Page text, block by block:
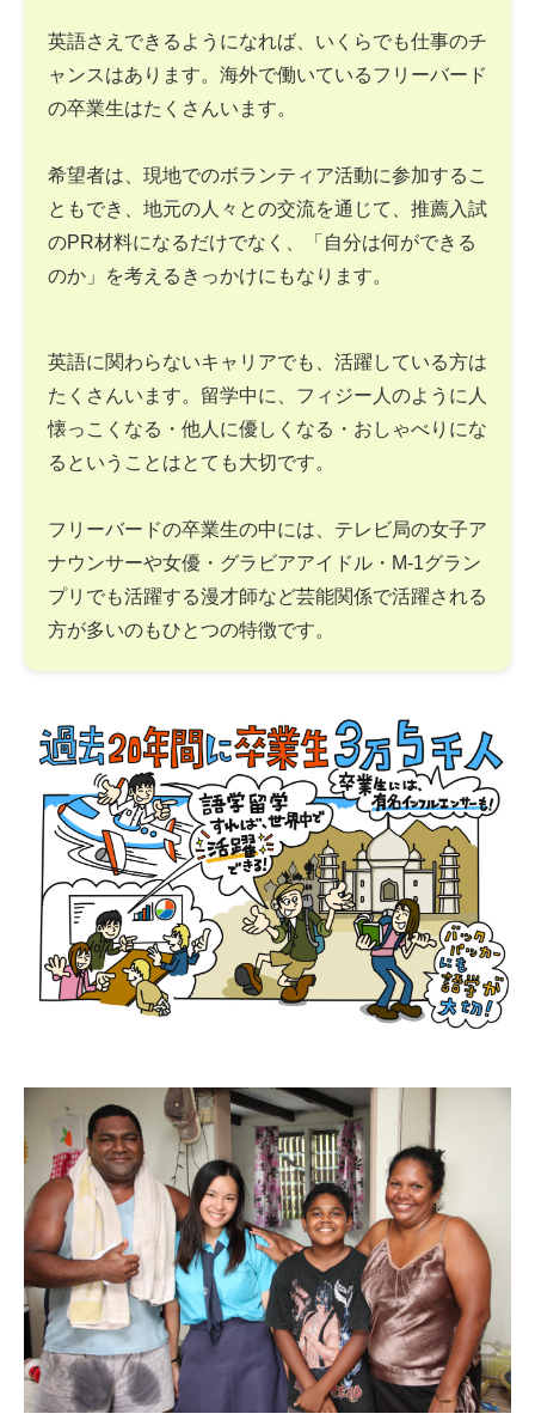
英語さえできるようになれば、いくらでも仕事のチ
ャンスはあります。海外で働いているフリーバード
の卒業生はたくさんいます。
希望者は、現地でのボランティア活動に参加するこ
ともでき、地元の人々との交流を通じて、推薦入試
のPR材料になるだけでなく、「自分は何ができる
のか」を考えるきっかけにもなります。
英語に関わらないキャリアでも、活躍している方は
たくさんいます。留学中に、フィジー人のように人
懐っこくなる・他人に優しくなる・おしゃべりにな
るということはとても大切です。
フリーバードの卒業生の中には、テレビ局の女子ア
ナウンサーや女優・グラビアアイドル・M-1グラン
プリでも活躍する漫才師など芸能関係で活躍される
方が多いのもひとつの特徴です。